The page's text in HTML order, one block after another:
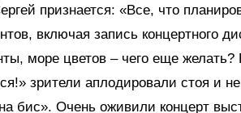
признается: «Все, что
включая запись концертного
море цветов – чего еще
зрители аплодировали стоя и
бис». Очень оживили концерт